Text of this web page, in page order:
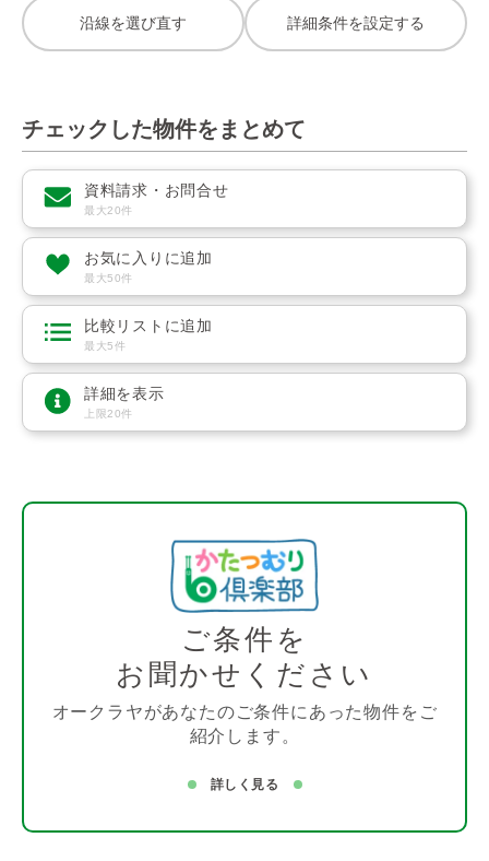
沿線を選び直す 詳細条件を設定する
チェックした物件をまとめて
資料請求・お問合せ
最大20件
お気に入りに追加
最大50件
比較リストに追加
最大5件
詳細を表示
上限20件
ご条件を
お聞かせください
オークラヤがあなたのご条件にあった物件をご
紹介します。
詳しく見る